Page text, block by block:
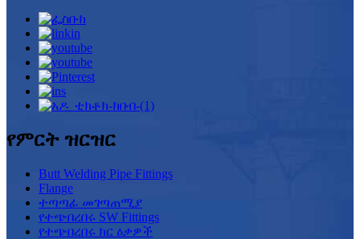
የምርት ዝርዝር
Butt Welding Pipe Fittings
Flange
ተጣጣፊ መገጣጠሚያ
የተጭበረበሩ SW Fittings
የተጭበረበሩ ክር ዕቃዎች